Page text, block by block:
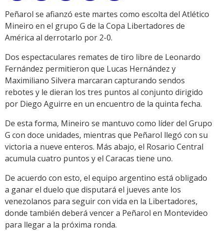
Link
Peñarol se afianzó este martes como escolta del Atlético
Mineiro en el grupo G de la Copa Libertadores de
América al derrotarlo por 2-0.
Dos espectaculares remates de tiro libre de Leonardo
Fernández permitieron que Lucas Hernández y
Maximiliano Silvera marcaran capturando sendos
rebotes y le dieran los tres puntos al conjunto dirigido
por Diego Aguirre en un encuentro de la quinta fecha.
De esta forma, Mineiro se mantuvo como líder del Grupo
G con doce unidades, mientras que Peñarol llegó con su
victoria a nueve enteros. Más abajo, el Rosario Central
acumula cuatro puntos y el Caracas tiene uno.
De acuerdo con esto, el equipo argentino está obligado
a ganar el duelo que disputará el jueves ante los
venezolanos para seguir con vida en la Libertadores,
donde también deberá vencer a Peñarol en Montevideo
para llegar a la próxima ronda.